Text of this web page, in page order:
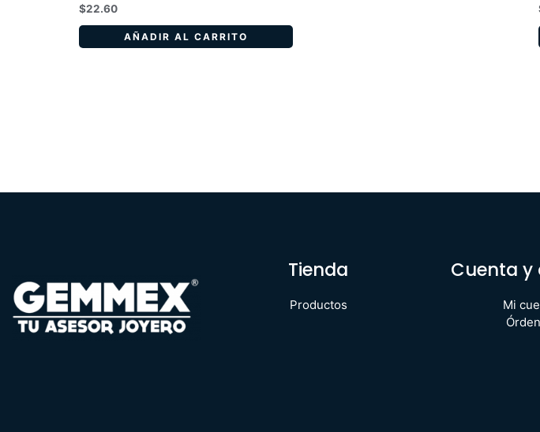
Valorado
en
0
5
$22.60
AÑADIR AL CARRITO
5
Tienda
Productos
Cuenta y
Mi